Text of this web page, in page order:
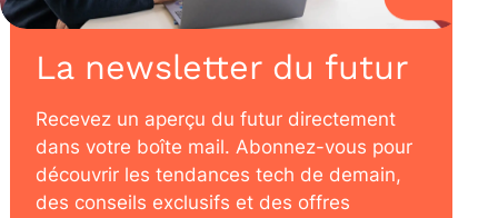
La newsletter du futur
Recevez un aperçu du futur directement
dans votre boîte mail. Abonnez-vous pour
découvrir les tendances tech de demain,
des conseils exclusifs et des offres